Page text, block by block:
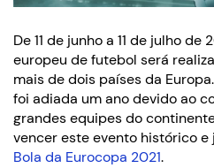
De 11 de junho a 11 de julho de
europeu de futebol será
mais de dois países da
foi adiada um ano devido ao
grandes equipes do
vencer este evento histórico e
Bola da Eurocopa 2021.